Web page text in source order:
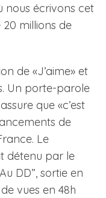
nous écrivons cet
millions de
de «J’aime» et
Un porte-parole
que «c’est
de
Le
détenu par le
DD”, sortie en
vues en 48h